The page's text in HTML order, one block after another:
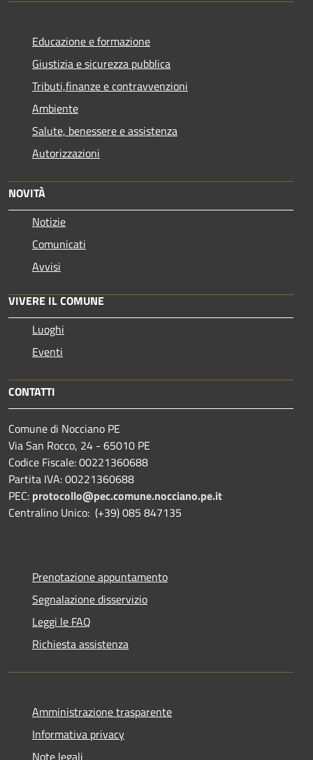
Educazione e formazione
Giustizia e sicurezza pubblica
Tributi,finanze e contravvenzioni
Ambiente
Salute, benessere e assistenza
Autorizzazioni
NOVITÀ
Notizie
Comunicati
Avvisi
VIVERE IL COMUNE
Luoghi
Eventi
CONTATTI
Comune di Nocciano PE
Via San Rocco, 24 - 65010 PE
Codice Fiscale: 00221360688
Partita IVA: 00221360688
PEC: protocollo@pec.comune.nocciano.pe.it
Centralino Unico: (+39) 085 847135
Prenotazione appuntamento
Segnalazione disservizio
Leggi le FAQ
Richiesta assistenza
Amministrazione trasparente
Informativa privacy
Note legali